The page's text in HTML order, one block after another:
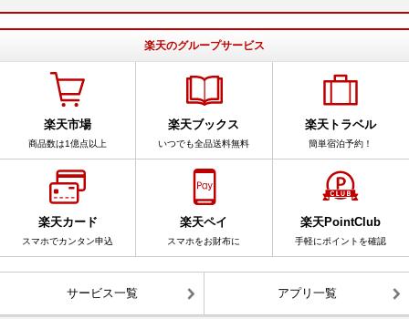
楽天のグループサービス
楽天市場
商品数は1億点以上
楽天ブックス
いつでも全品送料無料
楽天トラベル
簡単宿泊予約！
楽天カード
スマホでカンタン申込
楽天ペイ
スマホをお財布に
楽天PointClub
手軽にポイントを確認
サービス一覧 アプリ一覧